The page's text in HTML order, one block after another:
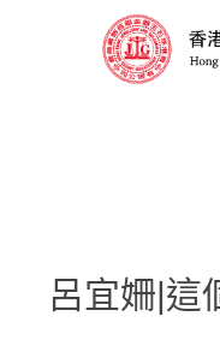
呂宜姍|這